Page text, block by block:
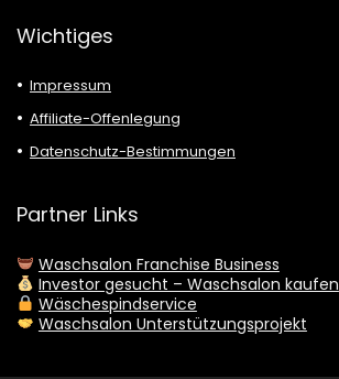
Wichtiges
Impressum
Affiliate-Offenlegung
Datenschutz-Bestimmungen
Partner Links
Waschsalon Franchise Business
Investor gesucht – Waschsalon kaufen
Wäschespindservice
Waschsalon Unterstützungsprojekt